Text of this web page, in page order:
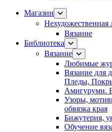
Магазин
Нехудожественная
Вязание
Библиотека
Вязание
Любимые
Вязание для
Пледы,
Амигуруми.
Узоры,
обвязка края
Бижутерия,
Обучение